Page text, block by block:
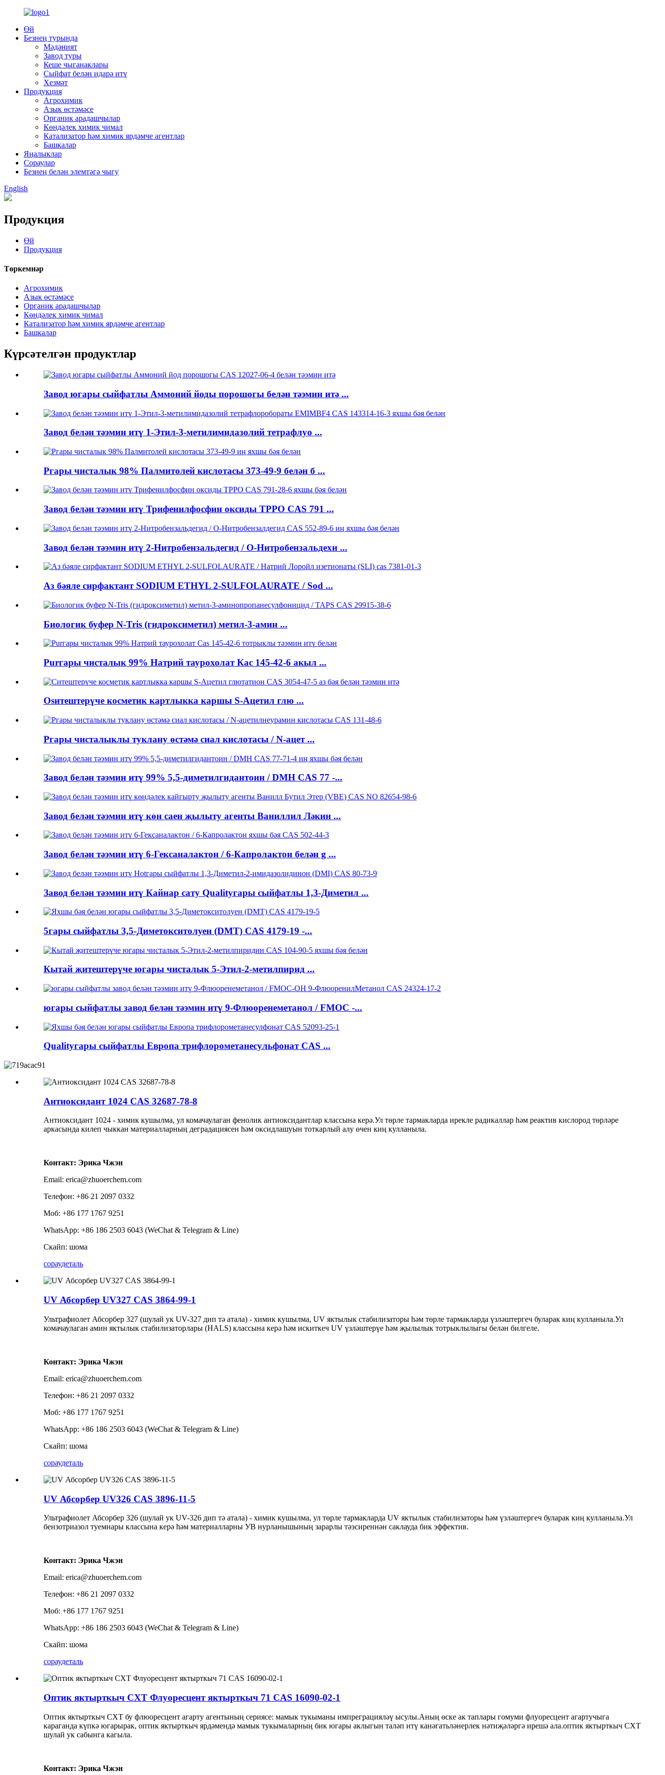
Өй
Безнең турында
Мәдәният
Завод туры
Кеше чыганаклары
Сыйфат белән идарә итү
Хезмәт
Продукция
Агрохимик
Азык өстәмәсе
Органик арадашчылар
Көндәлек химик чимал
Катализатор һәм химик ярдәмче агентлар
Башкалар
Яңалыклар
Сораулар
Безнең белән элемтәгә чыгу
English
Продукция
Өй
Продукция
Төркемнәр
Агрохимик
Азык өстәмәсе
Органик арадашчылар
Көндәлек химик чимал
Катализатор һәм химик ярдәмче агентлар
Башкалар
Күрсәтелгән продуктлар
Завод югары сыйфатлы Аммоний йоды порошогы белән тәэмин итә ...
Завод белән тәэмин итү 1-Этил-3-метилимидазолий тетрафлуо ...
Pгары чисталык 98% Палмитолей кислотасы 373-49-9 белән б ...
Завод белән тәэмин итү Трифенилфосфин оксиды TPPO CAS 791 ...
Завод белән тәэмин итү 2-Нитробензальдегид / О-Нитробензальдехи ...
Аз бәяле сирфактант SODIUM ETHYL 2-SULFOLAURATE / Sod ...
Биологик буфер N-Tris (гидроксиметил) метил-3-амин ...
Purгары чисталык 99% Натрий таурохолат Кас 145-42-6 акыл ...
Osитештерүче косметик картлыкка каршы S-Ацетил глю ...
Pгары чисталыклы туклану өстәмә сиал кислотасы / N-ацет ...
Завод белән тәэмин итү 99% 5,5-диметилгидантоин / DMH CAS 77 -...
Завод белән тәэмин итү көн саен җылыту агенты Ваниллил Ләкин ...
Завод белән тәэмин итү 6-Гексаналактон / 6-Капролактон белән g ...
Завод белән тәэмин итү Кайнар сату Qualityгары сыйфатлы 1,3-Диметил ...
5гары сыйфатлы 3,5-Диметокситолуен (DMT) CAS 4179-19 -...
Кытай җитештерүче югары чисталык 5-Этил-2-метилпирид ...
югары сыйфатлы завод белән тәэмин итү 9-Флюоренеметанол / FMOC -...
Qualityгары сыйфатлы Европа трифлорометанесульфонат CAS ...
Антиоксидант 1024 CAS 32687-78-8
Антиоксидант 1024 - химик кушылма, ул комачаулаган фенолик антиоксидантлар классына керә.Ул төрле тармакларда ирекле радикаллар һәм реактив кислород төрләре
аркасында килеп чыккан материалларның деградациясен һәм оксидлашуын тоткарлый алу өчен киң кулланыла.
Контакт: Эрика Чжэн
Email: erica@zhuoerchem.com
Телефон: +86 21 2097 0332
Моб: +86 177 1767 9251
WhatsApp: +86 186 2503 6043 (WeChat & Telegram & Line)
Скайп: шома
сораудеталь
UV Абсорбер UV327 CAS 3864-99-1
Ультрафиолет Абсорбер 327 (шулай ук ​​UV-327 дип тә атала) - химик кушылма, UV яктылык стабилизаторы һәм төрле тармакларда үзләштергеч буларак киң кулланыла.Ул
комачаулаган амин яктылык стабилизаторлары (HALS) классына керә һәм искиткеч UV үзләштерүе һәм җылылык тотрыклылыгы белән билгеле.
Контакт: Эрика Чжэн
Email: erica@zhuoerchem.com
Телефон: +86 21 2097 0332
Моб: +86 177 1767 9251
WhatsApp: +86 186 2503 6043 (WeChat & Telegram & Line)
Скайп: шома
сораудеталь
UV Абсорбер UV326 CAS 3896-11-5
Ультрафиолет Абсорбер 326 (шулай ук ​​UV-326 дип тә атала) - химик кушылма, ул төрле тармакларда UV яктылык стабилизаторы һәм үзләштергеч буларак киң кулланыла.Ул
бензотриазол туемнары классына керә һәм материалларны УВ нурланышының зарарлы тәэсиреннән саклауда бик эффектив.
Контакт: Эрика Чжэн
Email: erica@zhuoerchem.com
Телефон: +86 21 2097 0332
Моб: +86 177 1767 9251
WhatsApp: +86 186 2503 6043 (WeChat & Telegram & Line)
Скайп: шома
сораудеталь
Оптик яктырткыч CXT Флуоресцент яктырткыч 71 CAS 16090-02-1
Оптик яктырткыч CXT бу флюоресцент агарту агентының сериясе: мамык тукыманы импреграцияләү ысулы.Аның өске ак таплары гомуми флуоресцент агартучыга
караганда күпкә югарырак, оптик яктырткыч ярдәмендә мамык тукымаларның бик югары аклыгын таләп итү канәгатьләнерлек нәтиҗәләргә ирешә ала.оптик яктырткыч CXT
шулай ук ​​сабынга кагыла.
Контакт: Эрика Чжэн